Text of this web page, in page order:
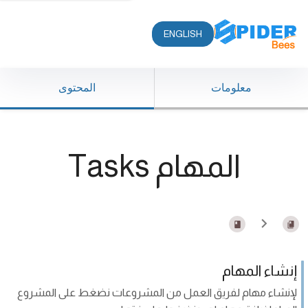
ENGLISH
معلومات المحتوى
المهام Tasks
إنشاء المهام
لإنشاء مهام لفريق العمل من المشروعات نضغط على المشروع